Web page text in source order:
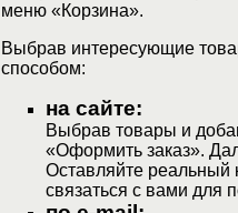
меню «Корзина».
Выбрав интересующие
способом:
на сайте:
Выбрав товары и
«Оформить заказ».
Оставляйте реальный
связаться с вами для